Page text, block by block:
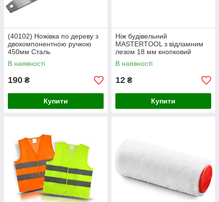
(40102) Ножівка по дереву з
двокомпонентною ручкою
450мм Сталь
В наявності
190 ₴
Купити
Ніж будівельний
MASTERTOOL з відламним
лезом 18 мм кнопковий
фіксатор 17-0518
В наявності
12 ₴
Купити